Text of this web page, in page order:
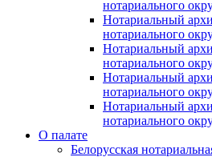
нотариального
Нотариальный
нотариального
Нотариальный
нотариального
Нотариальный
нотариального
Нотариальный
нотариального
О палате
Белорусская